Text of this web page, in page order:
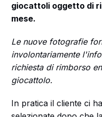
giocattoli oggetto di
mese.
Le nuove fotografie
involontariamente
richiesta di rimborso
giocattolo.
In pratica il cliente ci